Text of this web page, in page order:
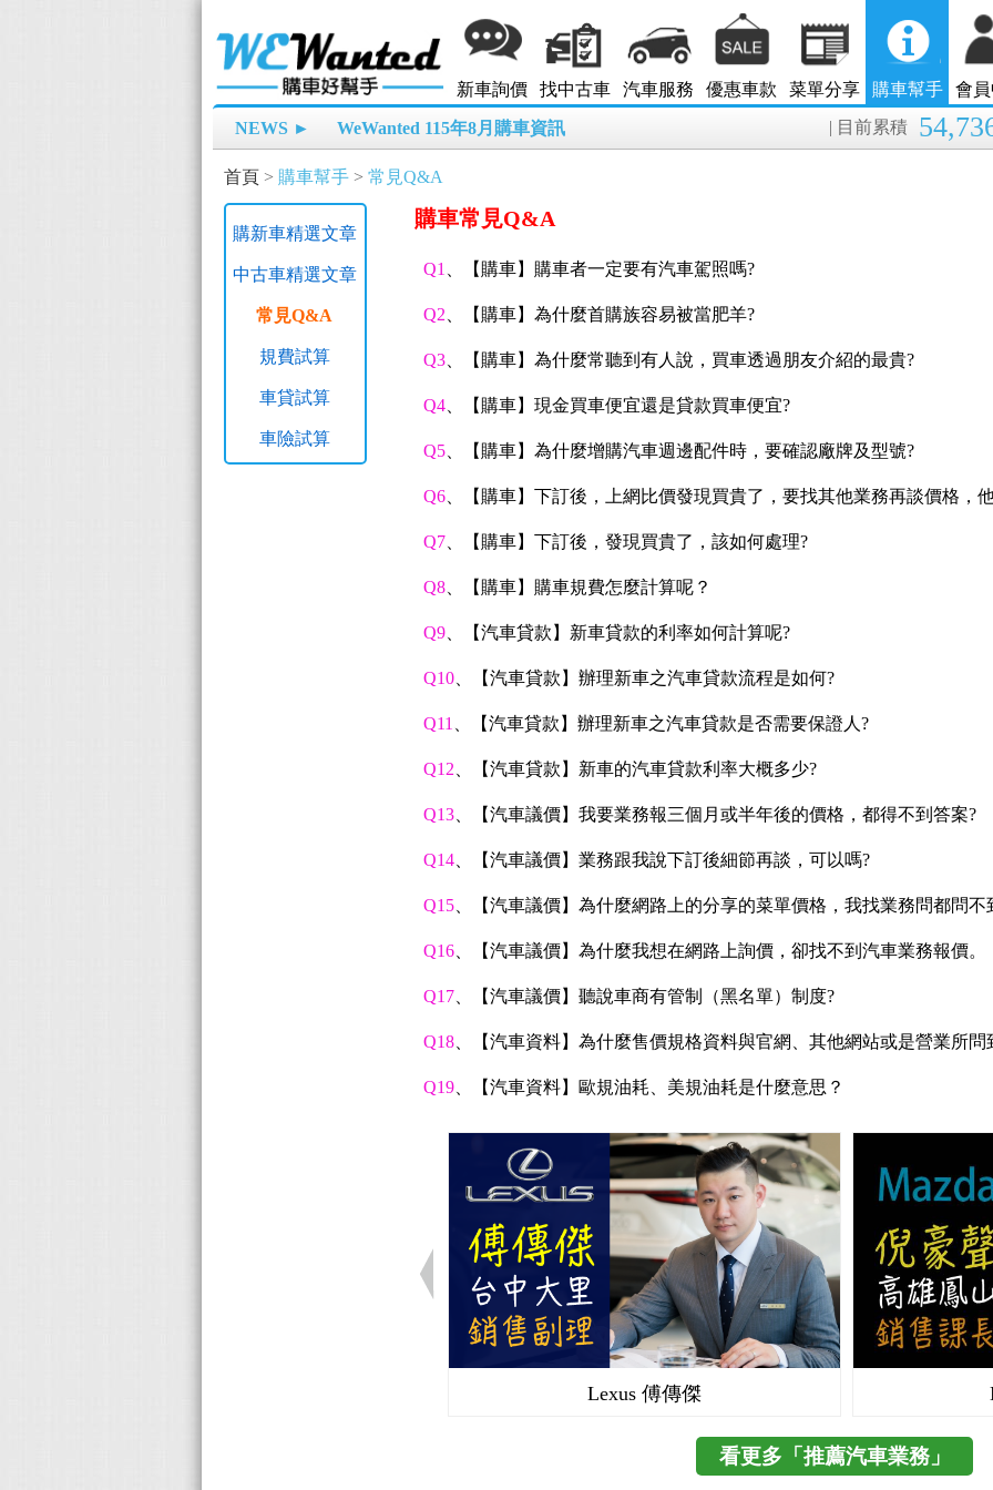
新車詢價 找中古車 汽車服務 優惠車款 菜單分享 購車幫手 會
NEWS ► WeWanted 115年8月購車資訊 | 目前累積
首頁 > 購車幫手 > 常見Q&A
購新車精選文章
中古車精選文章
常見Q&A
規費試算
車貸試算
車險試算
購車常見Q&A
Q1 、【購車】購車者一定要有汽車駕照嗎?
Q2 、【購車】為什麼首購族容易被當肥羊?
Q3 、【購車】為什麼常聽到有人說，買車透過朋友介紹的最貴?
Q4 、【購車】現金買車便宜還是貸款買車便宜?
Q5 、【購車】為什麼增購汽車週邊配件時，要確認廠牌及型號?
Q6 、【購車】下訂後，上網比價發現買貴了，要找其他業務再談價格，
Q7 、【購車】下訂後，發現買貴了，該如何處理?
Q8 、【購車】購車規費怎麼計算呢？
Q9 、【汽車貸款】新車貸款的利率如何計算呢?
Q10 、【汽車貸款】辦理新車之汽車貸款流程是如何?
Q11 、【汽車貸款】辦理新車之汽車貸款是否需要保證人?
Q12 、【汽車貸款】新車的汽車貸款利率大概多少?
Q13 、【汽車議價】我要業務報三個月或半年後的價格，都得不到答案?
Q14 、【汽車議價】業務跟我說下訂後細節再談，可以嗎?
Q15 、【汽車議價】為什麼網路上的分享的菜單價格，我找業務問都問不
Q16 、【汽車議價】為什麼我想在網路上詢價，卻找不到汽車業務報價。
Q17 、【汽車議價】聽說車商有管制（黑名單）制度?
Q18 、【汽車資料】為什麼售價規格資料與官網、其他網站或是營業所
Q19 、【汽車資料】歐規油耗、美規油耗是什麼意思？
Lexus 傅傳傑
看更多「推薦汽車業務」